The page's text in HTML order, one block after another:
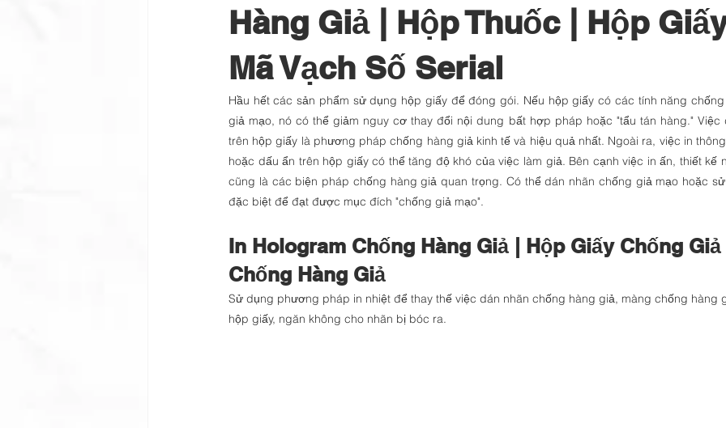
Mực in và chống hàng giả Sàn kiểm nghiệm chống gi Kiến thức in ấn
tin tức công ty Quy trình và thiết bị Learning Organization
Hàng Giả | Hộp Thuốc | Hộp
Mã Vạch Số Serial
Hầu hết các sản phẩm sử dụng hộp giấy để đóng gói. Nếu hộp giấy có các tính năng
giả mạo, nó có thể giảm nguy cơ thay đổi nội dung bất hợp pháp hoặc "tẩu tán hàng." Việc
trên hộp giấy là phương pháp chống hàng giả kinh tế và hiệu quả nhất. Ngoài ra, việc in
hoặc dấu ẩn trên hộp giấy có thể tăng độ khó của việc làm giả. Bên cạnh việc in ấn, thiết kế
cũng là các biện pháp chống hàng giả quan trọng. Có thể dán nhãn chống giả mạo hoặc
đặc biệt để đạt được mục đích "chống giả mạo".
In Hologram Chống Hàng Giả | Hộp Giấy Chống Giả
Chống Hàng Giả
Sử dụng phương pháp in nhiệt để thay thế việc dán nhãn chống hàng giả, màng chống hàng
hộp giấy, ngăn không cho nhãn bị bóc ra.